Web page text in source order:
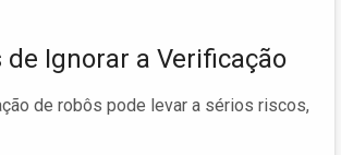
de Ignorar a Verificação
de robôs pode levar a sérios riscos,